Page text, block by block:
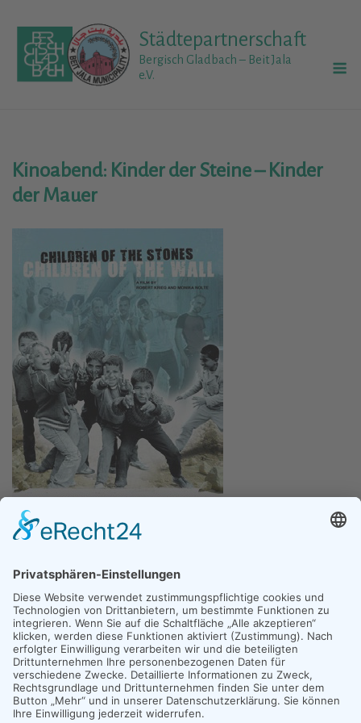
content
Städtepartnerschaft
Bergisch Gladbach – Beit Jala
e.V.
Kinoabend: Kinder der Steine – Kinder
der Mauer
zehnjährigen Jungs in lebendiger Manier für ein Foto, und
Robert Krieg und Monika Nolte in den Nahen Osten auf,
um die Protagonisten dieser Momentaufnahme
aufzuspüren, die immer noch in Bethlehem leben.
Sonntag, 12.01.25,17:00 Uhr